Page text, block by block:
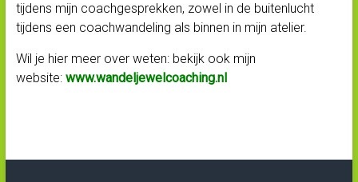
tijdens mijn coachgesprekken, zowel in de buitenlucht
tijdens een coachwandeling als binnen in mijn atelier.
Wil je hier meer over weten: bekijk ook mijn
website: www.wandeljewelcoaching.nl